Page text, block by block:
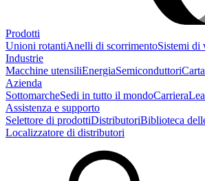
Prodotti
Unioni rotantiAnelli di scorrimentoSistemi di
Industrie
Macchine utensiliEnergiaSemiconduttori
Azienda
SottomarcheSedi in tutto il mondoCarriera
Assistenza e supporto
Selettore di prodottiDistributoriBiblioteca
Localizzatore di distributori